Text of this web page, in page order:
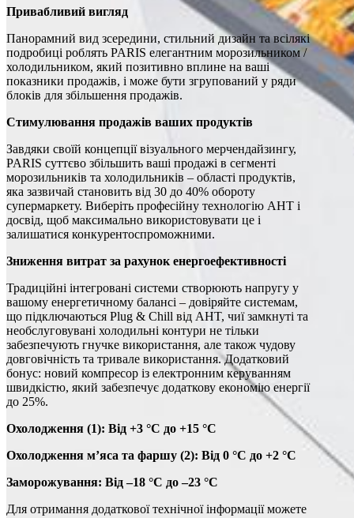
Привабливий вигляд
Панорамний вид зсередини, стильний дизайн та всілякі
подробиці роблять PARIS елегантним морозильником /
холодильником, який позитивно вплине на ваші
показники продажів, і може бути згрупований у ряди
блоків для збільшення продажів.
Стимулювання продажів ваших продуктів
Завдяки своїй концепції візуального мерчендайзингу,
PARIS суттєво збільшить ваші продажі в сегменті
морозильників та холодильників – області продуктів,
яка зазвичай становить від 30 до 40% обороту
супермаркету. Виберіть професійну технологію AHT і
досвід, щоб максимально використовувати це і
залишатися конкурентоспроможними.
Зниження витрат за рахунок енергоефективності
Традиційні інтегровані системи створюють напругу у
вашому енергетичному балансі – довіряйте системам,
що підключаються Plug & Chill від AHT, чиї замкнуті та
необслуговувані холодильні контури не тільки
забезпечують гнучке використання, але також чудову
довговічність та тривале використання. Додатковий
бонус: новий компресор із електронним керуванням
швидкістю, який забезпечує додаткову економію енергії
до 25%.
Охолодження (1): Від +3 °C до +15 °C
Охолодження м’яса та фаршу (2): Від 0 °C до +2 °C
Заморожування: Від –18 °C до –23 °C
Для отримання додаткової технічної інформації можете